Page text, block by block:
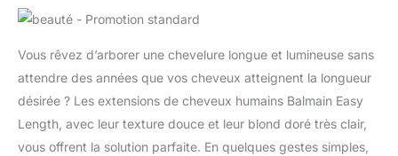
Vous rêvez d’arborer une chevelure longue et lumineuse sans
attendre des années que vos cheveux atteignent la longueur
désirée ? Les extensions de cheveux humains Balmain Easy
Length, avec leur texture douce et leur blond doré très clair,
vous offrent la solution parfaite. En quelques gestes simples,